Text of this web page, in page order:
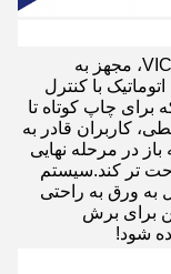
شود!